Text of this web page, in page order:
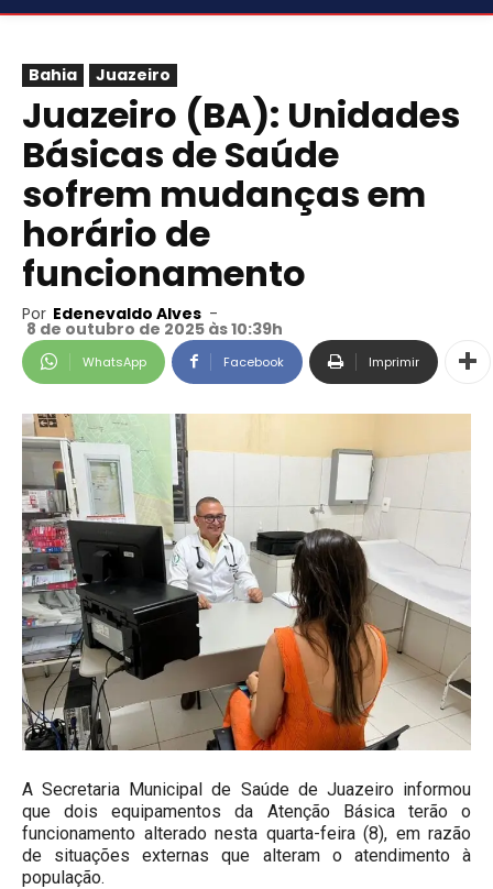
Bahia Juazeiro
Juazeiro (BA): Unidades
Básicas de Saúde
sofrem mudanças em
horário de
funcionamento
Por Edenevaldo Alves -
8 de outubro de 2025 às 10:39h
WhatsApp Facebook Imprimir
A Secretaria Municipal de Saúde de Juazeiro informou
que dois equipamentos da Atenção Básica terão o
funcionamento alterado nesta quarta-feira (8), em razão
de situações externas que alteram o atendimento à
população.